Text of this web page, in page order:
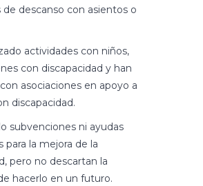
descanso con asientos o
actividades con niños,
con discapacidad y han
asociaciones en apoyo a
discapacidad.
subvenciones ni ayudas
para la mejora de la
pero no descartan la
hacerlo en un futuro.